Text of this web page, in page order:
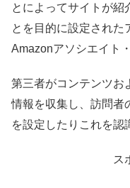
とによってサイトが紹
とを目的に設定された
Amazonアソシエイト
第三者がコンテンツお
情報を収集し、訪問者
を設定したりこれを認
ス